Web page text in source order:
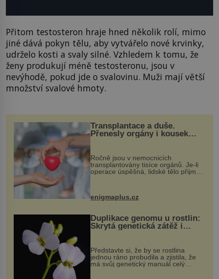
Přitom testosteron hraje hned několik rolí, mimo
jiné dává pokyn tělu, aby vytvářelo nové krvinky,
udrželo kosti a svaly silné. Vzhledem k tomu, že
ženy produkují méně testosteronu, jsou v
nevýhodě, pokud jde o svalovinu. Muži mají větší
množství svalové hmoty.
Transplantace a duše.
Přenesly orgány i kousek
Ročně jsou v nemocnicích
transplantovány tisíce orgánů. Je-li
operace úspěšná, lidské tělo přijme
enigmaplus.cz
Duplikace genomu u rostlin:
Skrytá genetická zátěž i
Představte si, že by se rostlina
jednou ráno probudila a zjistila, že
má svůj genetický manuál celý